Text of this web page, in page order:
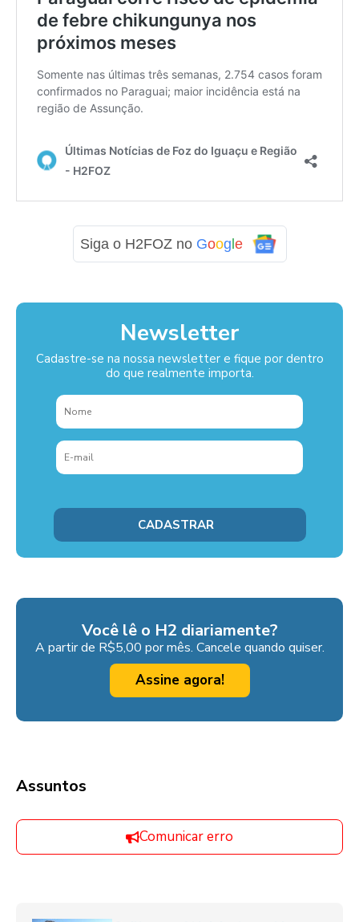
Siga o H2FOZ no Google
Newsletter
Cadastre-se na nossa newsletter e fique por dentro
do que realmente importa.
Você lê o H2 diariamente?
A partir de R$5,00 por mês. Cancele quando quiser.
Assine agora!
Assuntos
Comunicar erro